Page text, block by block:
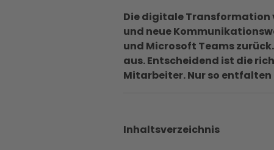
Die digitale Transformation
und neue
und Microsoft Teams
aus. Entscheidend ist die
Mitarbeiter. Nur so
Inhaltsverzeichnis